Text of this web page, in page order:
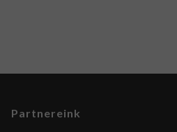
Partnereink